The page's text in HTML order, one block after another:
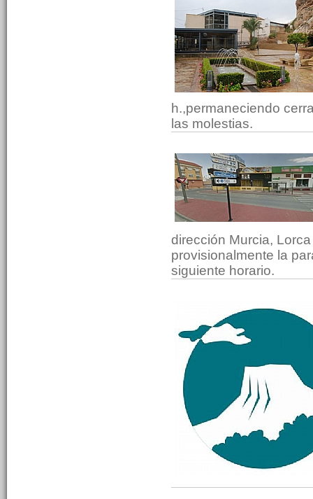
h.,permaneciendo
las molestias.
dirección Murcia,
provisionalmente la
siguiente horario.